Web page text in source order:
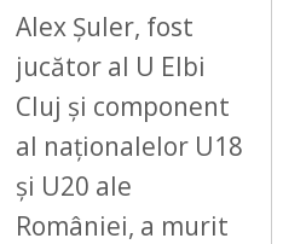
Alex Șuler, fost
jucător al U Elbi
Cluj și component
al naționalelor U18
și U20 ale
României, a murit